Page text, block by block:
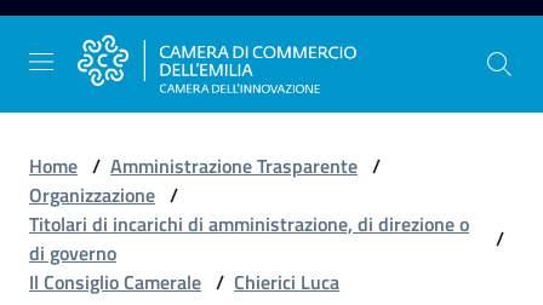
Vai al contenuto
Vai alla navigazione
Vai al footer
La
Camera
Home / Amministrazione Trasparente /
Organizzazione /
Titolari di incarichi di amministrazione, di direzione o
di governo
/
Il Consiglio Camerale / Chierici Luca